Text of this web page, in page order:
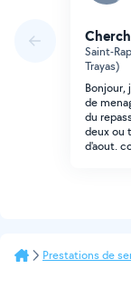
Saint-
Trayas)
Bonjour,
de
du
deux ou
d'aout.
Prestations de